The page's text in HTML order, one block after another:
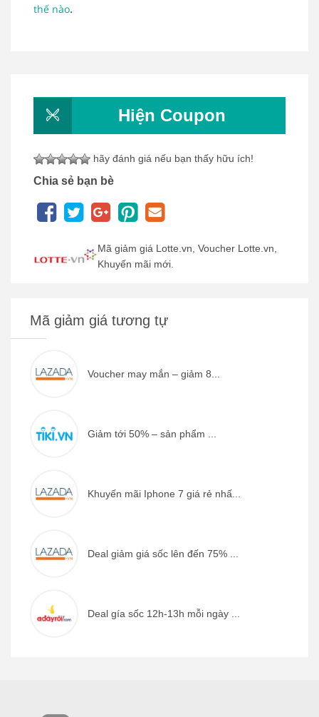
thế nào.
Hiện Coupon
hãy đánh giá nếu bạn thấy hữu ích!
Chia sẻ bạn bè
Mã giảm giá Lotte.vn, Voucher Lotte.vn,
Khuyến mãi mới.
Mã giảm giá tương tự
Voucher may mắn – giảm 8...
Giảm tới 50% – sản phẩm ...
Khuyến mãi Iphone 7 giá rẻ nhấ...
Deal giảm giá sốc lên đến 75% ...
Deal gía sốc 12h-13h mỗi ngày ...